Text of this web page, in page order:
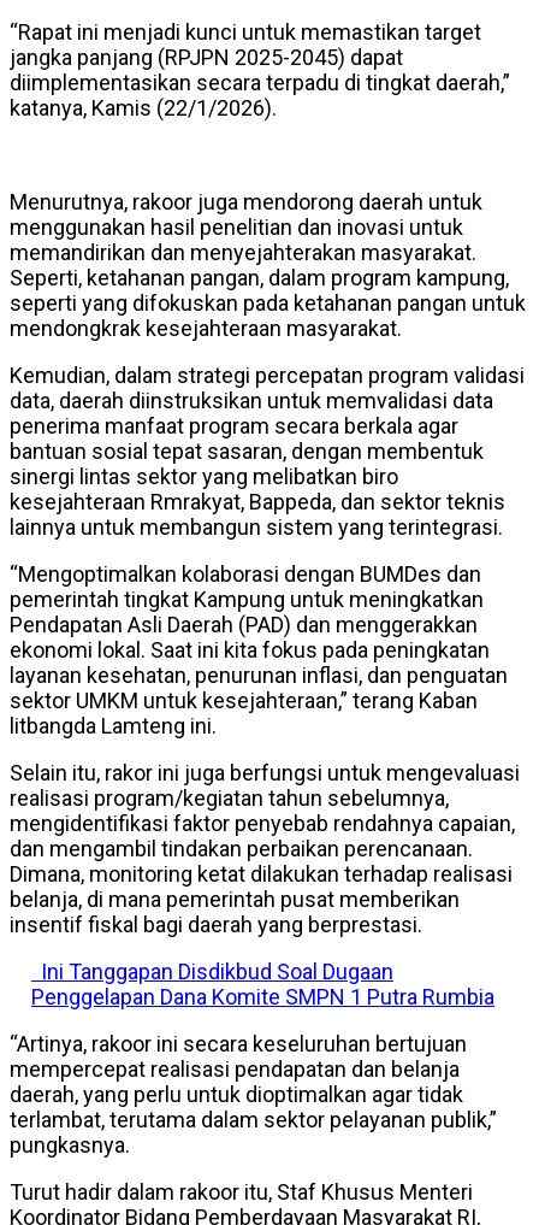
“Rapat ini menjadi kunci untuk memastikan target
jangka panjang (RPJPN 2025-2045) dapat
diimplementasikan secara terpadu di tingkat daerah,”
katanya, Kamis (22/1/2026).
Menurutnya, rakoor juga mendorong daerah untuk
menggunakan hasil penelitian dan inovasi untuk
memandirikan dan menyejahterakan masyarakat.
Seperti, ketahanan pangan, dalam program kampung,
seperti yang difokuskan pada ketahanan pangan untuk
mendongkrak kesejahteraan masyarakat.
Kemudian, dalam strategi percepatan program validasi
data, daerah diinstruksikan untuk memvalidasi data
penerima manfaat program secara berkala agar
bantuan sosial tepat sasaran, dengan membentuk
sinergi lintas sektor yang melibatkan biro
kesejahteraan Rmrakyat, Bappeda, dan sektor teknis
lainnya untuk membangun sistem yang terintegrasi.
“Mengoptimalkan kolaborasi dengan BUMDes dan
pemerintah tingkat Kampung untuk meningkatkan
Pendapatan Asli Daerah (PAD) dan menggerakkan
ekonomi lokal. Saat ini kita fokus pada peningkatan
layanan kesehatan, penurunan inflasi, dan penguatan
sektor UMKM untuk kesejahteraan,” terang Kaban
litbangda Lamteng ini.
Selain itu, rakor ini juga berfungsi untuk mengevaluasi
realisasi program/kegiatan tahun sebelumnya,
mengidentifikasi faktor penyebab rendahnya capaian,
dan mengambil tindakan perbaikan perencanaan.
Dimana, monitoring ketat dilakukan terhadap realisasi
belanja, di mana pemerintah pusat memberikan
insentif fiskal bagi daerah yang berprestasi.
Ini Tanggapan Disdikbud Soal Dugaan
Penggelapan Dana Komite SMPN 1 Putra Rumbia
“Artinya, rakoor ini secara keseluruhan bertujuan
mempercepat realisasi pendapatan dan belanja
daerah, yang perlu untuk dioptimalkan agar tidak
terlambat, terutama dalam sektor pelayanan publik,”
pungkasnya.
Turut hadir dalam rakoor itu, Staf Khusus Menteri
Koordinator Bidang Pemberdayaan Masyarakat RI,